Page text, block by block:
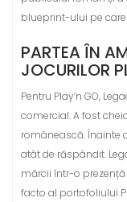
blueprint-ului pe
PARTEA ÎN
JOCURILOR
Pentru Play’n GO,
comercial. A fost
românească. Înainte
atât de răspândit.
mărcii într-o
facto al portofoliului